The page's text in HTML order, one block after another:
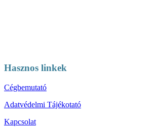
Hasznos linkek
Cégbemutató
Adatvédelmi Tájékotató
Kapcsolat